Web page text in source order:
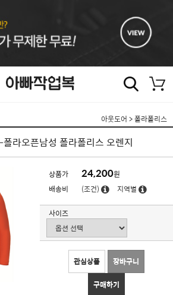
아웃도어 >폴라폴리스
라오픈남성 폴라폴리스 오렌지
상품가 24,200원
배송비
(조건) 지역별
사이즈
관심상품 장바구니
구매하기